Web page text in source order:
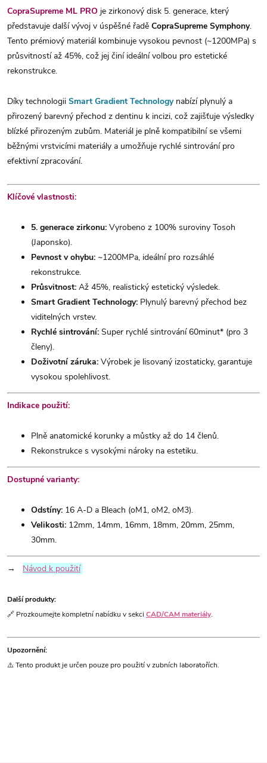
CopraSupreme ML PRO je zirkonový disk 5. generace, který
představuje další vývoj v úspěšné řadě CopraSupreme Symphony.
Tento prémiový materiál kombinuje vysokou pevnost (~1200MPa) s
průsvitností až 45%, což jej činí ideální volbou pro estetické
rekonstrukce.
Díky technologii Smart Gradient Technology nabízí plynulý a
přirozený barevný přechod z dentinu k incizi, což zajišťuje výsledky
blízké přirozeným zubům. Materiál je plně kompatibilní se všemi
běžnými vrstvicími materiály a umožňuje rychlé sintrování pro
efektivní zpracování.
Klíčové vlastnosti:
5. generace zirkonu: Vyrobeno z 100% suroviny Tosoh
(Japonsko).
Pevnost v ohybu: ~1200MPa, ideální pro rozsáhlé
rekonstrukce.
Průsvitnost: Až 45%, realistický estetický výsledek.
Smart Gradient Technology: Plynulý barevný přechod bez
viditelných vrstev.
Rychlé sintrování: Super rychlé sintrování 60minut* (pro 3
členy).
Doživotní záruka: Výrobek je lisovaný izostaticky, garantuje
vysokou spolehlivost.
Indikace použití:
Plně anatomické korunky a můstky až do 14 členů.
Rekonstrukce s vysokými nároky na estetiku.
Dostupné varianty:
Odstíny: 16 A-D a Bleach (oM1, oM2, oM3).
Velikosti: 12mm, 14mm, 16mm, 18mm, 20mm, 25mm,
30mm.
→ Návod k použití
Další produkty:
🔗 Prozkoumejte kompletní nabídku v sekci CAD/CAM materiály.
Upozornění:
⚠️ Tento produkt je určen pouze pro použití v zubních laboratořích.